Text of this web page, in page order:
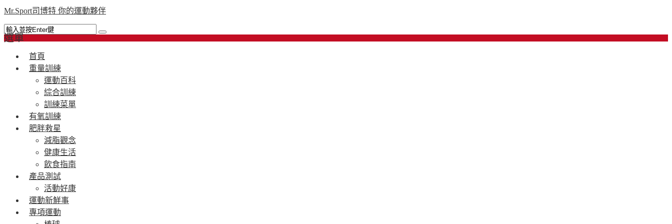
Mr.Sport司博特 你的運動夥伴
選單
首頁
重量訓練
運動百科
綜合訓練
訓練菜單
有氧訓練
肥胖救星
減脂觀念
健康生活
飲食指南
產品測試
活動好康
運動新鮮事
專項運動